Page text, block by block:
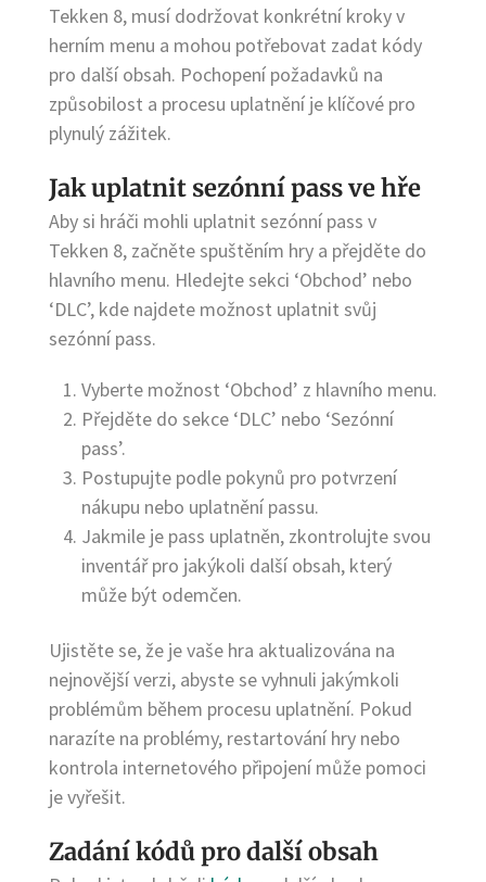
Tekken 8, musí dodržovat konkrétní kroky v
herním menu a mohou potřebovat zadat kódy
pro další obsah. Pochopení požadavků na
způsobilost a procesu uplatnění je klíčové pro
plynulý zážitek.
Jak uplatnit sezónní pass ve hře
Aby si hráči mohli uplatnit sezónní pass v
Tekken 8, začněte spuštěním hry a přejděte do
hlavního menu. Hledejte sekci ‘Obchod’ nebo
‘DLC’, kde najdete možnost uplatnit svůj
sezónní pass.
Vyberte možnost ‘Obchod’ z hlavního menu.
Přejděte do sekce ‘DLC’ nebo ‘Sezónní
pass’.
Postupujte podle pokynů pro potvrzení
nákupu nebo uplatnění passu.
Jakmile je pass uplatněn, zkontrolujte svou
inventář pro jakýkoli další obsah, který
může být odemčen.
Ujistěte se, že je vaše hra aktualizována na
nejnovější verzi, abyste se vyhnuli jakýmkoli
problémům během procesu uplatnění. Pokud
narazíte na problémy, restartování hry nebo
kontrola internetového připojení může pomoci
je vyřešit.
Zadání kódů pro další obsah